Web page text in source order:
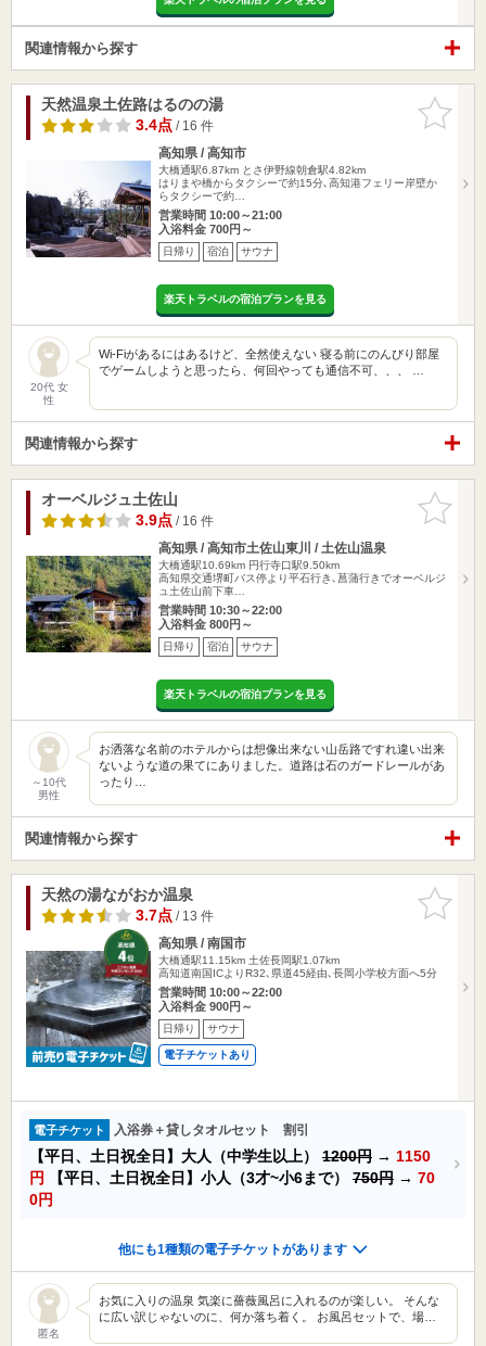
関連情報から探す
お気に入
りに追加
天然温泉土佐路はるのの湯
3.4点/ 16 件
高知県 / 高知市
大橋通駅6.87km とさ伊野線朝倉駅4.82km
はりまや橋からタクシーで約15分､高知港フェリー岸壁か
らタクシーで約…
営業時間 10:00～21:00
入浴料金 700円～
日帰り 宿泊 サウナ
楽天トラベルの宿泊プランを見る
20代 女
性
Wi-Fiがあるにはあるけど、全然使えない 寝る前にのんびり部屋
でゲームしようと思ったら、何回やっても通信不可、、、 …
関連情報から探す
お気に入
りに追加
オーベルジュ土佐山
3.9点/ 16 件
高知県 / 高知市土佐山東川 / 土佐山温泉
大橋通駅10.69km 円行寺口駅9.50km
高知県交通堺町バス停より平石行き､菖蒲行きでオーベルジ
ュ土佐山前下車…
営業時間 10:30～22:00
入浴料金 800円～
日帰り 宿泊 サウナ
楽天トラベルの宿泊プランを見る
～10代
男性
お洒落な名前のホテルからは想像出来ない山岳路ですれ違い出来
ないような道の果てにありました。道路は石のガードレールがあ
ったり…
関連情報から探す
お気に入
りに追加
天然の湯ながおか温泉
3.7点/ 13 件
高知県 / 南国市
大橋通駅11.15km 土佐長岡駅1.07km
高知道南国ICよりR32､県道45経由､長岡小学校方面へ5分
営業時間 10:00～22:00
入浴料金 900円～
日帰り サウナ
電子チケットあり
電子チケット 入浴券＋貸しタオルセット 割引
【平日、土日祝全日】大人（中学生以上） 1200円 → 1150
円
【平日、土日祝全日】小人（3才~小6まで） 750円 → 70
0円
他にも1種類の電子チケットがあります
匿名
お気に入りの温泉 気楽に薔薇風呂に入れるのが楽しい。 そんな
に広い訳じゃないのに、何か落ち着く。 お風呂セットで、場…